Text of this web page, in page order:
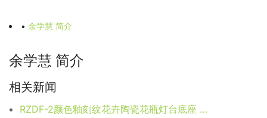
• 余学慧 简介
余学慧 简介
相关新闻
RZDF-2颜色釉刻纹花卉陶瓷花瓶灯台底座 带罩灯具